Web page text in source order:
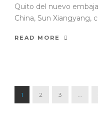
Quito del nuevo
China, Sun Xiangyang,
READ MORE
1 2 3 …